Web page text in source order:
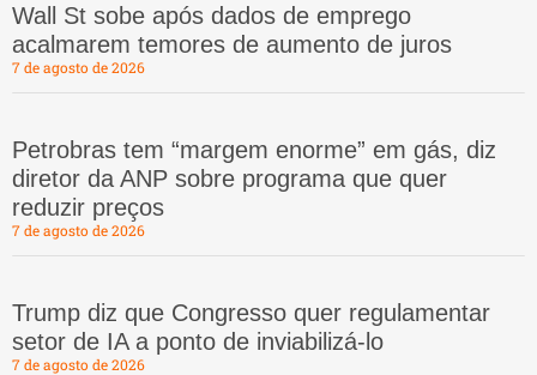
Wall St sobe após dados de emprego
acalmarem temores de aumento de juros
7 de agosto de 2026
Petrobras tem “margem enorme” em gás, diz
diretor da ANP sobre programa que quer
reduzir preços
7 de agosto de 2026
Trump diz que Congresso quer regulamentar
setor de IA a ponto de inviabilizá-lo
7 de agosto de 2026